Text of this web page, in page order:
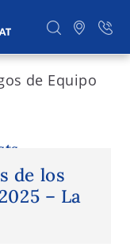
de los
– La